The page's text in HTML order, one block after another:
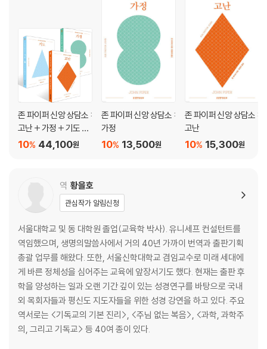
24 대표 기도를 미리 적어서 읽으면 덜 영적인가요?
25 삶에 안주하면 기도하지 않게 되나요?
PART 4 중보: 사랑으로 붙드는 질문에 답하다
26 다른 사람을 위해 기도할 때 도움이 될 만한 지침이 있나요?
27 하나님이 누군가를 깨우치시길 기도해도 되나요?
28 믿지 않는 남편을 위해 어떻게 기도하면 좋을까요?
29 불신자와 복음 전도자 중 누구를 위해 기도해야 하나요?
존 파이퍼 신앙 상담소 :
고난 + 가정 + 기도 세
트
44,100원
10%
존 파이퍼 신앙 상담소 :
가정
13,500원
10%
존 파이퍼 신앙 상담소 :
고난
15,300원
10%
역 황을호
관심작가 알림신청
서울대학교 및 동 대학원 졸업(교육학 박사). 유니세프 컨설턴트를
역임했으며, 생명의말씀사에서 거의 40년 가까이 번역과 출판기획
총괄 업무를 해왔다. 또한, 서울신학대학교 겸임교수로 미래 세대에
게 바른 정체성을 심어주는 교육에 앞장서기도 했다. 현재는 출판 후
학을 양성하는 일과 오랜 기간 깊이 있는 성경연구를 바탕으로 국내
외 목회자들과 평신도 지도자들을 위한 성경 강연을 하고 있다. 주요
역서로는 <기독교의 기본 진리>, <주님 없는 복음>, <과학, 과학주
의, 그리고 기독교> 등 40여 종이 있다.